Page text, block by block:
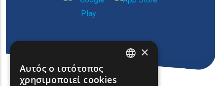
×
Αυτός ο ιστότοπος
χρησιμοποιεί cookies